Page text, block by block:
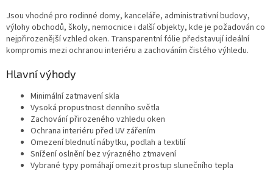
k
y
v
ý
Jsou vhodné pro rodinné domy, kanceláře, administrativní budovy,
výlohy obchodů, školy, nemocnice i další objekty, kde je požadován co
nejpřirozenější vzhled oken. Transparentní fólie představují ideální
kompromis mezi ochranou interiéru a zachováním čistého výhledu.
Hlavní výhody
Minimální zatmavení skla
Vysoká propustnost denního světla
Zachování přirozeného vzhledu oken
Ochrana interiéru před UV zářením
Omezení blednutí nábytku, podlah a textilií
Snížení oslnění bez výrazného ztmavení
Vybrané typy pomáhají omezit prostup slunečního tepla